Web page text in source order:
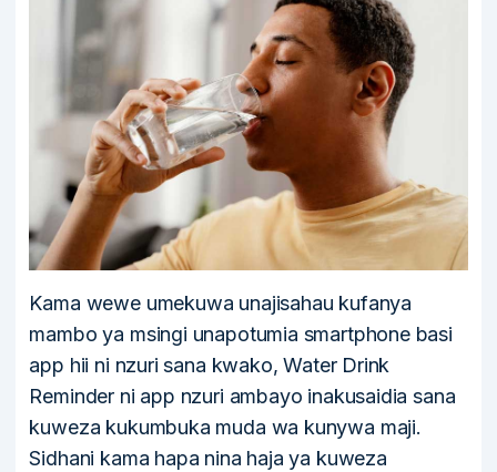
Kama wewe umekuwa unajisahau kufanya
mambo ya msingi unapotumia smartphone basi
app hii ni nzuri sana kwako, Water Drink
Reminder ni app nzuri ambayo inakusaidia sana
kuweza kukumbuka muda wa kunywa maji.
Sidhani kama hapa nina haja ya kuweza